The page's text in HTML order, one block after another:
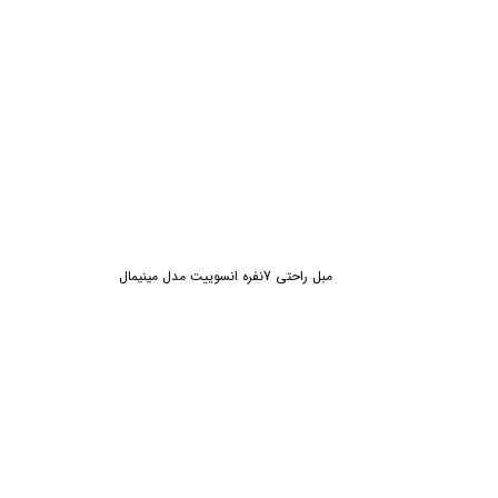
مبل راحتی 7نفره انسوییت مدل مینیمال